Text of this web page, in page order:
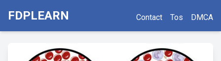
FDPLEARN Contact Tos DMCA